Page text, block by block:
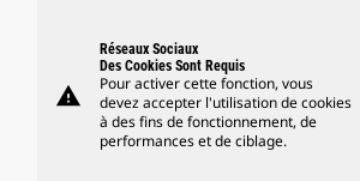
warning
Réseaux Sociaux
Des Cookies Sont Requis
Pour activer cette fonction, vous
devez accepter l'utilisation de cookies
à des fins de fonctionnement, de
performances et de ciblage.